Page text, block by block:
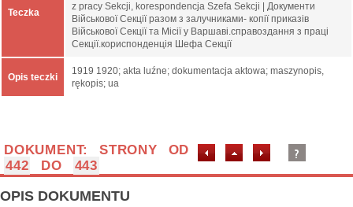
Teczka
z pracy Sekcji, korespondencja Szefa Sekcji | Документи
Військової Секції разом з залучниками- копії приказів
Військової Секції та Місії у Варшаві.справоздання з праці
Секції.кориспонденція Шефа Секції
Opis teczki
1919 1920; akta luźne; dokumentacja aktowa; maszynopis,
rękopis; ua
DOKUMENT: STRONY OD
442
DO 443
OPIS DOKUMENTU